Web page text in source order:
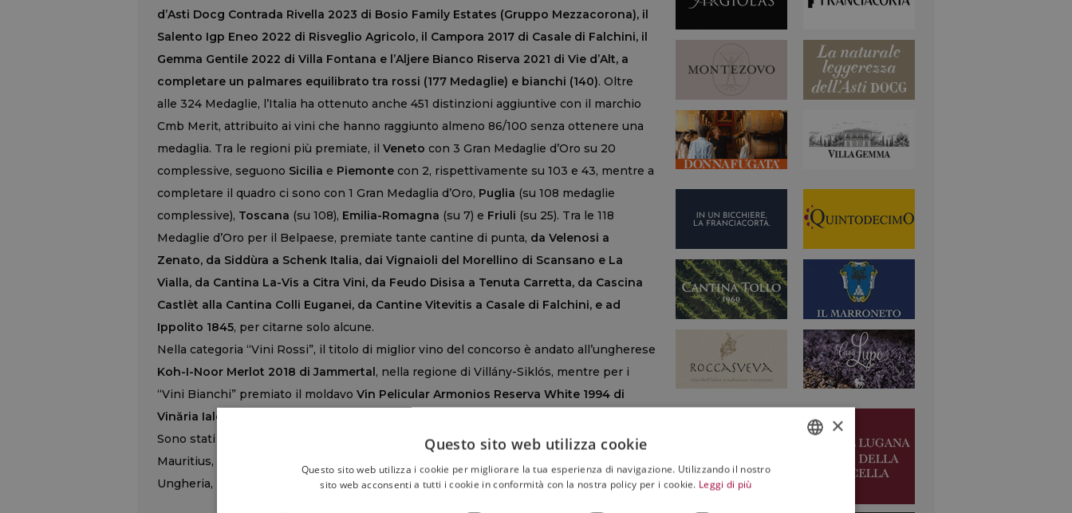
d’Asti Docg Contrada Rivella 2023 di Bosio Family Estates (Gruppo Mezzacorona), il
Salento Igp Eneo 2022 di Risveglio Agricolo, il Campora 2017 di Casale di Falchini, il
Gemma Gentile 2022 di Villa Fontana e l’Aljere Bianco Riserva 2021 di Vie d’Alt, a
completare un palmares equilibrato tra rossi (177 Medaglie) e bianchi (140). Oltre
alle 324 Medaglie, l’Italia ha ottenuto anche 451 distinzioni aggiuntive con il marchio
Cmb Merit, attribuito ai vini che hanno raggiunto almeno 86/100 senza ottenere una
medaglia. Tra le regioni più premiate, il Veneto con 3 Gran Medaglie d’Oro su 20
complessive, seguono Sicilia e Piemonte con 2, rispettivamente su 103 e 43, mentre a
completare il quadro ci sono con 1 Gran Medaglia d’Oro, Puglia (su 108 medaglie
complessive), Toscana (su 108), Emilia-Romagna (su 7) e Friuli (su 25). Tra le 118
Medaglie d’Oro per il Belpaese, premiate tante cantine di punta, da Velenosi a
Zenato, da Siddùra a Schenk Italia, dai Vignaioli del Morellino di Scansano e La
Vialla, da Cantina La-Vis a Citra Vini, da Feudo Disisa a Tenuta Carretta, da Cascina
Castlèt alla Cantina Colli Euganei, da Cantine Vitevitis a Casale di Falchini, e ad
Ippolito 1845, per citarne solo alcune.
Nella categoria “Vini Rossi”, il titolo di miglior vino del concorso è andato all’ungherese
Koh-I-Noor Merlot 2018 di Jammertal, nella regione di Villány-Siklós, mentre per i
“Vini Bianchi” premiato il moldavo Vin Pelicular Armonios Reserva White 1994 di
Vinăria Ialoveni
Sono stati premiati vini provenienti da Paesi emergenti come India, Capo Verde,
Mauritius, Perù e Bolivia accanto a realtà consolidate come Francia, Germania, Spagna,
Ungheria, Libano, Messico, Uruguay, Slovenia, Turchia e molti altri.
×
Questo sito web utilizza cookie
Questo sito web utilizza i cookie per migliorare la tua esperienza di navigazione. Utilizzando il nostro
sito web acconsenti a tutti i cookie in conformità con la nostra policy per i cookie. Leggi di più